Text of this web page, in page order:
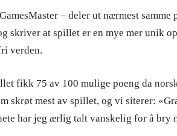
– deler ut nærmest samme
skriver at spillet er en mye mer unik
verden.
fikk 75 av 100 mulige poeng da
skrøt mest av spillet, og vi siterer:
har jeg ærlig talt vanskelig for å bry